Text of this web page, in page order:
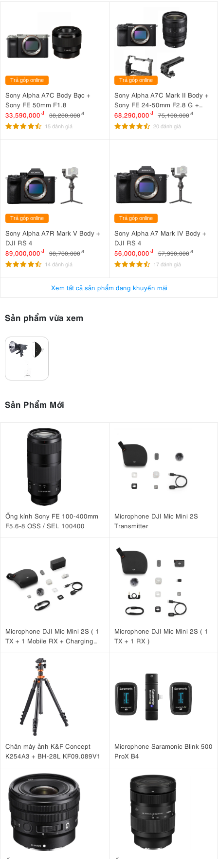
Trả góp online
Sony Alpha A7C Body Bạc +
Sony FE 50mm F1.8
33,590,000 đ 38,280,000đ
15 đánh giá
Trả góp online
Sony Alpha A7C Mark II Body +
Sony FE 24-50mm F2.8 G +
SmallRig HawkLock Cage 5198
+ SmallRig NATO Top Handle
68,290,000 đ 75,100,000 đ
20 đánh giá
Trả góp online
Sony Alpha A7R Mark V Body +
DJI RS 4
89,000,000 đ 98,730,000đ
14 đánh giá
Trả góp online
Sony Alpha A7 Mark IV Body +
DJI RS 4
56,000,000 đ 57,990,000 đ
17 đánh giá
Xem tất cả sản phẩm đang khuyến mãi
Sản phẩm vừa xem
Sản Phẩm Mới
Ống kính Sony FE 100-400mm
F5.6-8 OSS / SEL 100400
Microphone DJI Mic Mini 2S
Transmitter
Microphone DJI Mic Mini 2S ( 1
TX + 1 Mobile RX + Charging
Microphone DJI Mic Mini 2S ( 1
TX + 1 RX )
Chân máy ảnh K&F Concept
K254A3 + BH-28L KF09.089V1
Microphone Saramonic Blink 500
ProX B4